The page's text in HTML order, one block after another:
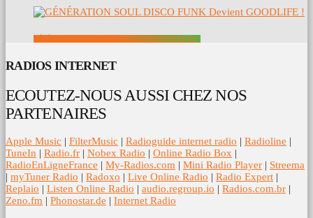
GÉNÉRATION SOUL DISCO FUNK DEVIENT GOODLIFE !
RADIOS INTERNET
ECOUTEZ-NOUS AUSSI CHEZ NOS
PARTENAIRES
Apple Music | FilterMusic | Radioguide internet radio | Radioline |
TuneIn | Radio.fr | Nobex Radio | Online Radio Box |
RadioEnLigneFrance | My-Radios.com | Mini Radio Player | Streema
| myTuner Radio | Radoxo | Live Online Radio | Radio Expert |
Replaio | Listen Online Radio | audio.regroup.io | Radios.com.br |
Zeno.fm | Phonostar.de | Internet Radio